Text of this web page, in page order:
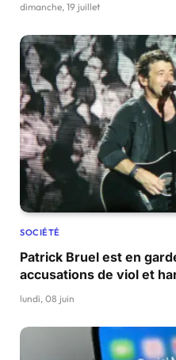
dimanche, 19 juillet
SOCIÉTÉ
Patrick Bruel est en
accusations de viol et
lundi, 08 juin